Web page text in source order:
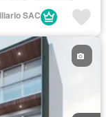
Internet
SAC